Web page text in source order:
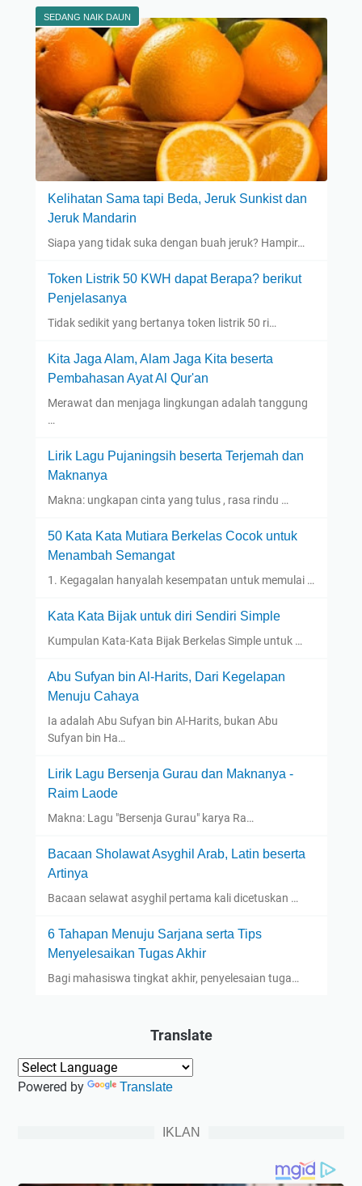
SEDANG NAIK DAUN
Kelihatan Sama tapi Beda, Jeruk Sunkist dan
Jeruk Mandarin
Siapa yang tidak suka dengan buah jeruk? Hampir…
Token Listrik 50 KWH dapat Berapa? berikut
Penjelasanya
Tidak sedikit yang bertanya token listrik 50 ri…
Kita Jaga Alam, Alam Jaga Kita beserta
Pembahasan Ayat Al Qur'an
Merawat dan menjaga lingkungan adalah tanggung
…
Lirik Lagu Pujaningsih beserta Terjemah dan
Maknanya
Makna: ungkapan cinta yang tulus , rasa rindu …
50 Kata Kata Mutiara Berkelas Cocok untuk
Menambah Semangat
1. Kegagalan hanyalah kesempatan untuk memulai …
Kata Kata Bijak untuk diri Sendiri Simple
Kumpulan Kata-Kata Bijak Berkelas Simple untuk …
Abu Sufyan bin Al-Harits, Dari Kegelapan
Menuju Cahaya
Ia adalah Abu Sufyan bin Al-Harits, bukan Abu
Sufyan bin Ha…
Lirik Lagu Bersenja Gurau dan Maknanya -
Raim Laode
Makna: Lagu "Bersenja Gurau" karya Ra…
Bacaan Sholawat Asyghil Arab, Latin beserta
Artinya
Bacaan selawat asyghil pertama kali dicetuskan …
6 Tahapan Menuju Sarjana serta Tips
Menyelesaikan Tugas Akhir
Bagi mahasiswa tingkat akhir, penyelesaian tuga…
Translate
Powered by Translate
IKLAN